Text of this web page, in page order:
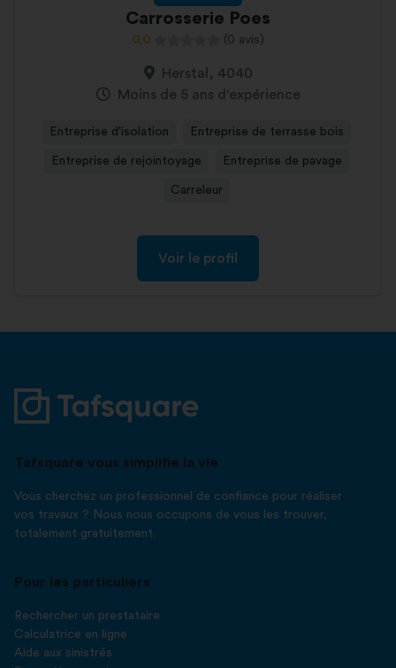
Carrosserie Poes
0,0 (0 avis)
Herstal, 4040
Moins de 5 ans d'expérience
Entreprise d'isolation Entreprise de terrasse bois
Entreprise de rejointoyage Entreprise de pavage
Carreleur
Voir le profil
Tafsquare vous simplifie la vie
Vous cherchez un professionnel de confiance pour réaliser
vos travaux ? Nous nous occupons de vous les trouver,
totalement gratuitement.
Pour les particuliers
Rechercher un prestataire
Calculatrice en ligne
Aide aux sinistrés